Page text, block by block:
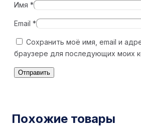
Имя *
Email *
Сохранить моё имя, email и
браузере для последующих моих
Похожие товары